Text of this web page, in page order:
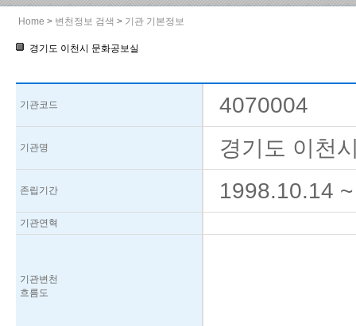
Home > 변천정보 검색 > 기관 기본정보
경기도 이천시 문화공보실
기관코드 4070004
기관명 경기도 이천
존립기간 1998.10.14
기관연혁
기관변천
흐름도